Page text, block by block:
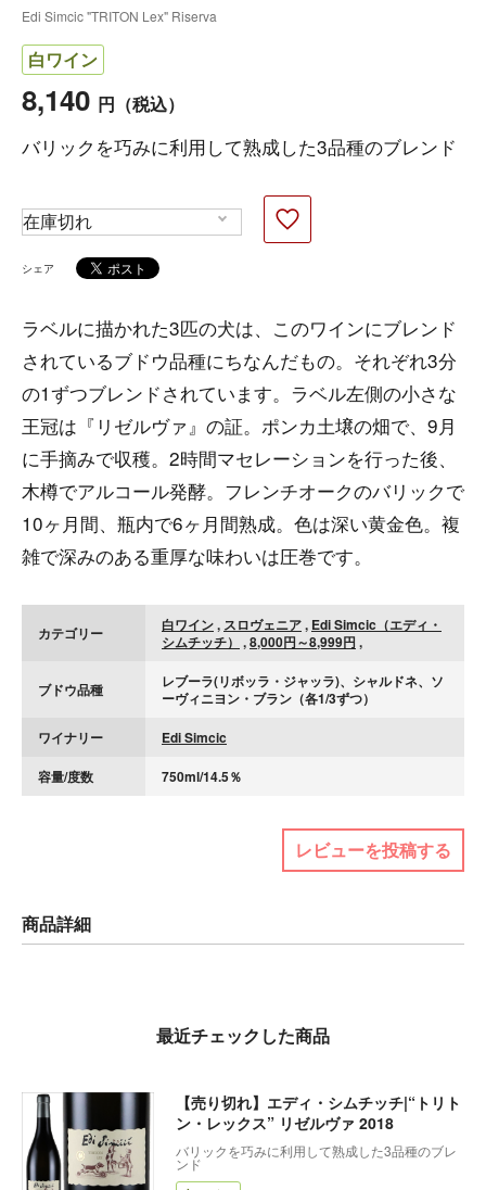
Edi Simcic "TRITON Lex" Riserva
白ワイン
8,140 円 （税込）
バリックを巧みに利用して熟成した3品種のブレンド
シェア
ラベルに描かれた3匹の犬は、このワインにブレンド
されているブドウ品種にちなんだもの。それぞれ3分
の1ずつブレンドされています。ラベル左側の小さな
王冠は『リゼルヴァ』の証。ポンカ土壌の畑で、9月
に手摘みで収穫。2時間マセレーションを行った後、
木樽でアルコール発酵。フレンチオークのバリックで
10ヶ月間、瓶内で6ヶ月間熟成。色は深い黄金色。複
雑で深みのある重厚な味わいは圧巻です。
カテゴリー 白ワイン, スロヴェニア, Edi Simcic（エディ・
シムチッチ） ,8,000円～8,999円 ,
ブドウ品種
レブーラ(リボッラ・ジャッラ)、シャルドネ、ソ
ーヴィニヨン・ブラン（各1/3ずつ）
ワイナリー
Edi Simcic
容量/度数
750ml/14.5％
レビューを投稿する
商品詳細
最近チェックした商品
【売り切れ】エディ・シムチッチ|“トリト
ン・レックス” リゼルヴァ 2018
バリックを巧みに利用して熟成した3品種のブレ
ンド